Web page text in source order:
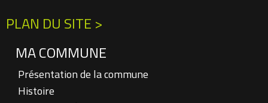
PLAN DU SITE >
MA COMMUNE
Présentation de la commune
Histoire